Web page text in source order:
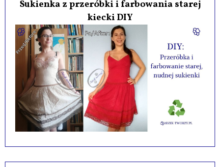
Sukienka z przeróbki i farbowania starej
kiecki DIY